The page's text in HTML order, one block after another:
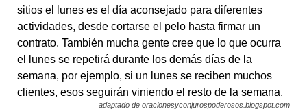
sitios el lunes es el día aconsejado para diferentes
actividades, desde cortarse el pelo hasta firmar un
contrato. También mucha gente cree que lo que ocurra
el lunes se repetirá durante los demás días de la
semana, por ejemplo, si un lunes se reciben muchos
clientes, esos seguirán viniendo el resto de la semana.
adaptado de oracionesyconjurospoderosos.blogspot.com